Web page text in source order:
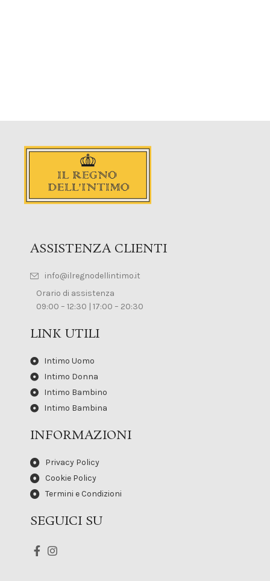
ASSISTENZA CLIENTI
info@ilregnodellintimo.it
Orario di assistenza
09:00 – 12:30 | 17:00 – 20:30
LINK UTILI
Intimo Uomo
Intimo Donna
Intimo Bambino
Intimo Bambina
INFORMAZIONI
Privacy Policy
Cookie Policy
Termini e Condizioni
SEGUICI SU